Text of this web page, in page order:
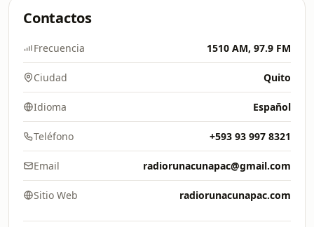
Contactos
Frecuencia 1510 AM, 97.9 FM
Ciudad Quito
Idioma Español
Teléfono +593 93 997 8321
Email radiorunacunapac@gmail.com
Sitio Web radiorunacunapac.com